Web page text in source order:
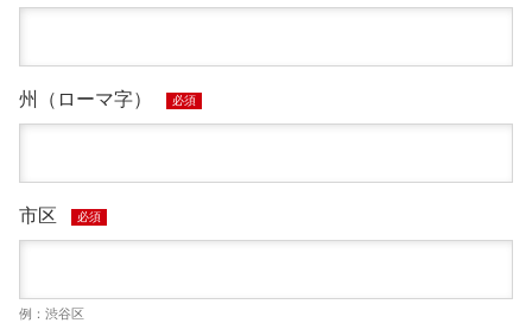
州（ローマ字） 必須
市区 必須
例：渋谷区